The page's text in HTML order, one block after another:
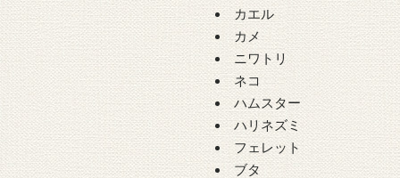
カエル
カメ
ニワトリ
ネコ
ハムスター
ハリネズミ
フェレット
ブタ